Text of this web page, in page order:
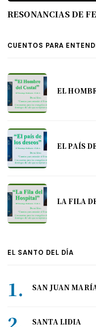
RESONANCIAS DE
CUENTOS PARA
EL
EL PAÍS
LA FILA
EL SANTO DEL DÍA
SAN JUAN
SANTA LIDIA